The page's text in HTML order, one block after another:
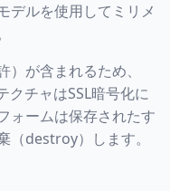
デルを使用してミリメ
が含まれるため、
チャはSSL暗号化に
ォームは保存されたす
（destroy）します。